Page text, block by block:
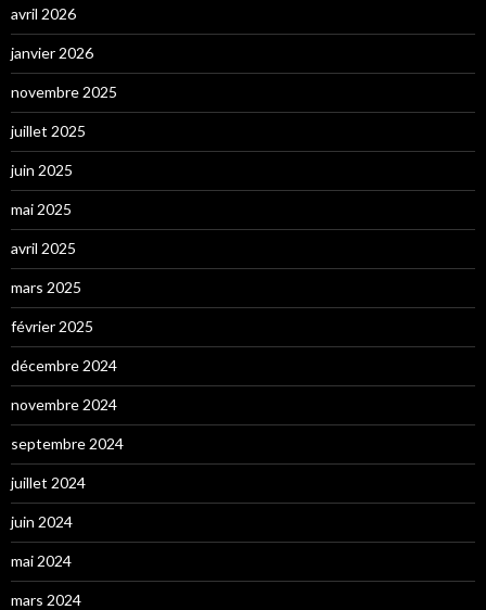
avril 2026
janvier 2026
novembre 2025
juillet 2025
juin 2025
mai 2025
avril 2025
mars 2025
février 2025
décembre 2024
novembre 2024
septembre 2024
juillet 2024
juin 2024
mai 2024
mars 2024